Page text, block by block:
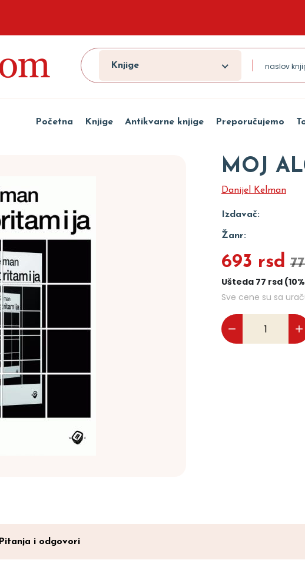
Knjige
Početna Knjige Antikvarne knjige Preporučujemo
MOJ
Danijel Kelman
Izdavač:
Žanr:
693 rsd
Ušteda 77 rsd
Sve cene su sa
Pitanja i odgovori